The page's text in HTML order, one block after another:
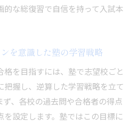
的な総復習で自信を持って入試本
を意識した塾の学習戦略
格を目指すには、塾で志望校ごと
把握し、逆算した学習戦略を立て
ず、各校の過去問や合格者の得点
を設定します。塾ではこの目標に